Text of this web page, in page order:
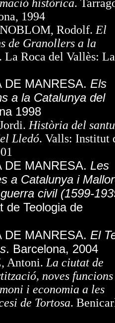
històrica.
1994
Rodolf. El
de Granollers a la
. La Roca del Vallès: La
DE MANRESA. Els
a la Catalunya del
1998
Història del
Lledó. Valls: Institut
DE MANRESA. Les
a Catalunya i
civil (1599-
de Teologia de
DE MANRESA. El
. Barcelona, 2004
Antoni. La ciutat de
noves
i economia a les
de Tortosa.